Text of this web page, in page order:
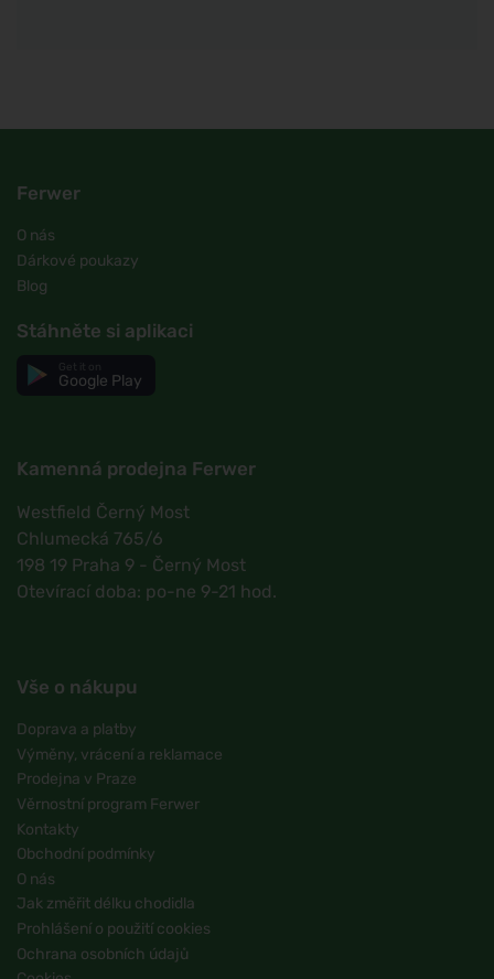
Ferwer
O nás
Dárkové poukazy
Blog
Stáhněte si aplikaci
Google Play
Kamenná prodejna Ferwer
Westfield Černý Most
Chlumecká 765/6
198 19 Praha 9 - Černý Most
Otevírací doba: po-ne 9-21 hod.
Vše o nákupu
Doprava a platby
Výměny, vrácení a reklamace
Prodejna v Praze
Věrnostní program Ferwer
Kontakty
Obchodní podmínky
O nás
Jak změřit délku chodidla
Prohlášení o použití cookies
Ochrana osobních údajů